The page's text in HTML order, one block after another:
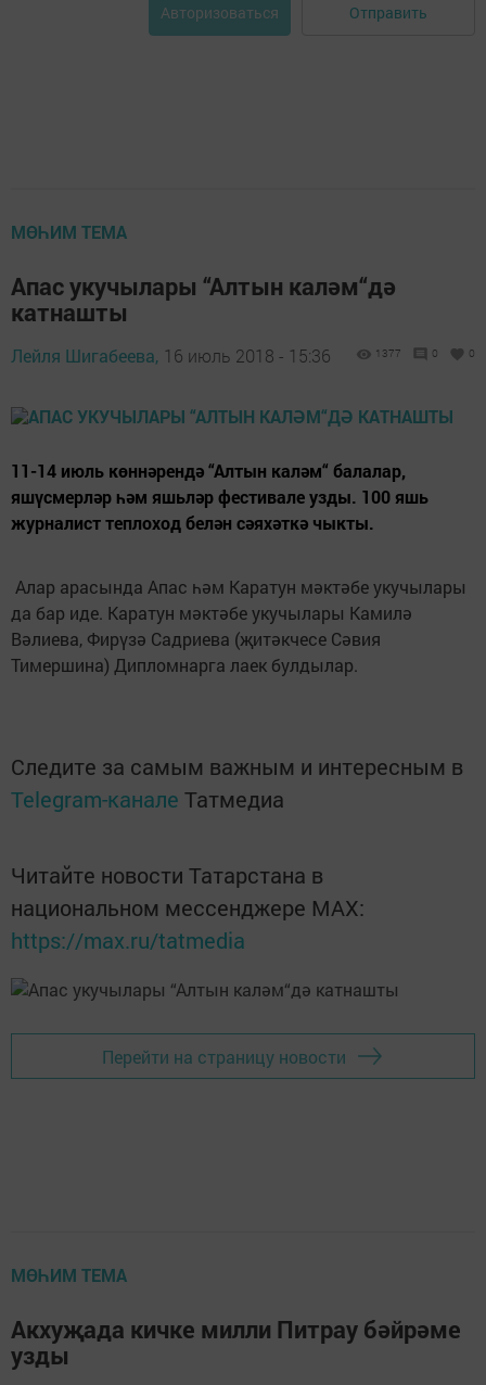
Авторизоваться Отправить
МӨҺИМ ТЕМА
Апас укучылары “Алтын каләм“дә
катнашты
Лейля Шигабеева, 16 июль 2018 - 15:36 1377 0 0
11-14 июль көннәрендә “Алтын каләм“ балалар,
яшүсмерләр һәм яшьләр фестивале узды. 100 яшь
журналист теплоход белән сәяхәткә чыкты.
Алар арасында Апас һәм Каратун мәктәбе укучылары
да бар иде. Каратун мәктәбе укучылары Камилә
Вәлиева, Фирүзә Садриева (җитәкчесе Сәвия
Тимершина) Дипломнарга лаек булдылар.
Следите за самым важным и интересным в
Telegram-канале Татмедиа
Читайте новости Татарстана в
национальном мессенджере MАХ:
https://max.ru/tatmedia
Перейти на страницу новости
МӨҺИМ ТЕМА
Акхуҗада кичке милли Питрау бәйрәме
узды